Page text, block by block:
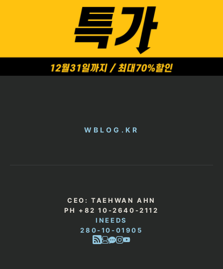
WBLOG.KR
CEO: TAEHWAN AHN
PH +82 10-2640-2112
INEEDS
280-10-01905